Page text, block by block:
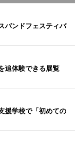
バンドフェスティバ
追体験できる展覧
援学校で「初めての